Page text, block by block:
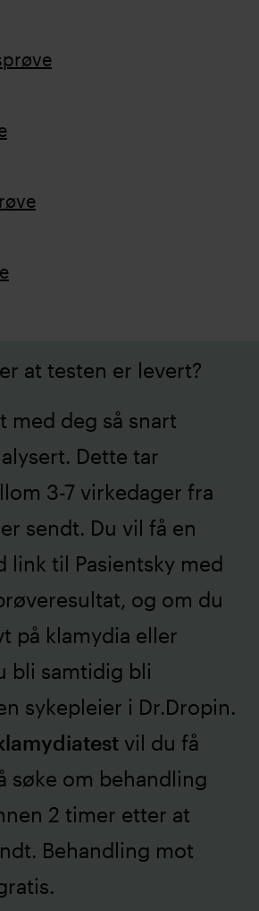
at testen er levert?
med deg så snart
Dette tar
3-7 virkedager fra
sendt. Du vil få en
link til Pasientsky med
og om du
på klamydia eller
bli samtidig bli
sykepleier i Dr.Dropin.
vil du få
søke om behandling
2 timer etter at
Behandling mot